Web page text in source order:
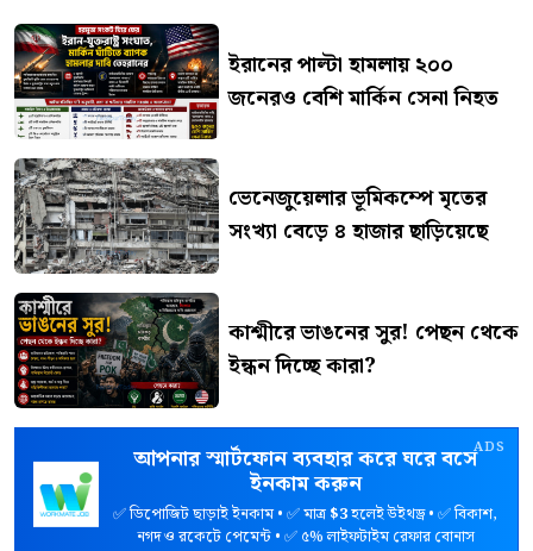
ইরানের পাল্টা হামলায় ২০০
জনেরও বেশি মার্কিন সেনা নিহত
ভেনেজুয়েলার ভূমিকম্পে মৃতের
সংখ্যা বেড়ে ৪ হাজার ছাড়িয়েছে
কাশ্মীরে ভাঙনের সুর! পেছন থেকে
ইন্ধন দিচ্ছে কারা?
ADS
আপনার স্মার্টফোন ব্যবহার করে ঘরে বসে
ইনকাম করুন
✅ ডিপোজিট ছাড়াই ইনকাম • ✅ মাত্র$3হলেই উইথড্র • ✅ বিকাশ,
নগদ ও রকেটে পেমেন্ট • ✅ ৫% লাইফটাইম রেফার বোনাস